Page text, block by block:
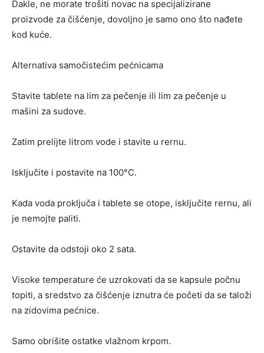
Dakle, ne morate trošiti novac na specijalizirane
proizvode za čišćenje, dovoljno je samo ono što nađete
kod kuće.
Alternativa samočistećim pećnicama
Stavite tablete na lim za pečenje ili lim za pečenje u
mašini za sudove.
Zatim prelijte litrom vode i stavite u rernu.
Isključite i postavite na 100°C.
Kada voda proključa i tablete se otope, isključite rernu, ali
je nemojte paliti.
Ostavite da odstoji oko 2 sata.
Visoke temperature će uzrokovati da se kapsule počnu
topiti, a sredstvo za čišćenje iznutra će početi da se taloži
na zidovima pećnice.
Samo obrišite ostatke vlažnom krpom.